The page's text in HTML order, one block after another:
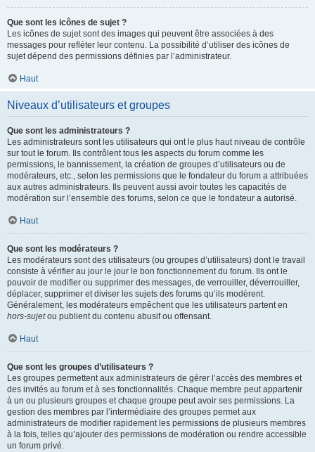
Que sont les icônes de sujet ?
Les icônes de sujet sont des images qui peuvent être associées à des
messages pour refléter leur contenu. La possibilité d’utiliser des icônes de
sujet dépend des permissions définies par l’administrateur.
Haut
Niveaux d’utilisateurs et groupes
Que sont les administrateurs ?
Les administrateurs sont les utilisateurs qui ont le plus haut niveau de contrôle
sur tout le forum. Ils contrôlent tous les aspects du forum comme les
permissions, le bannissement, la création de groupes d’utilisateurs ou de
modérateurs, etc., selon les permissions que le fondateur du forum a attribuées
aux autres administrateurs. Ils peuvent aussi avoir toutes les capacités de
modération sur l’ensemble des forums, selon ce que le fondateur a autorisé.
Haut
Que sont les modérateurs ?
Les modérateurs sont des utilisateurs (ou groupes d’utilisateurs) dont le travail
consiste à vérifier au jour le jour le bon fonctionnement du forum. Ils ont le
pouvoir de modifier ou supprimer des messages, de verrouiller, déverrouiller,
déplacer, supprimer et diviser les sujets des forums qu’ils modèrent.
Généralement, les modérateurs empêchent que les utilisateurs partent en
hors-sujetou publient du contenu abusif ou offensant.
Haut
Que sont les groupes d’utilisateurs ?
Les groupes permettent aux administrateurs de gérer l’accès des membres et
des invités au forum et à ses fonctionnalités. Chaque membre peut appartenir
à un ou plusieurs groupes et chaque groupe peut avoir ses permissions. La
gestion des membres par l’intermédiaire des groupes permet aux
administrateurs de modifier rapidement les permissions de plusieurs membres
à la fois, telles qu’ajouter des permissions de modération ou rendre accessible
un forum privé.